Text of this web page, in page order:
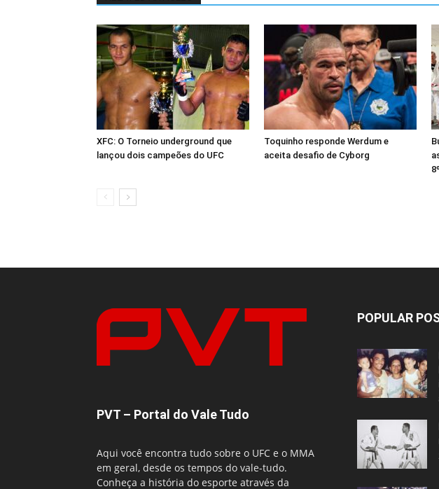
XFC: O Torneio underground que
lançou dois campeões do UFC
Toquinho responde Werdum e
aceita desafio de Cyborg
PVT – Portal do Vale Tudo
Aqui você encontra tudo sobre o UFC e o MMA
em geral, desde os tempos do vale-tudo.
Conheça a história do esporte através da
POPULAR